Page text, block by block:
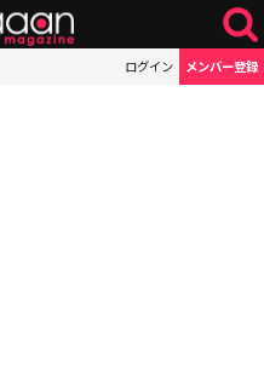
ログイン メンバー登録